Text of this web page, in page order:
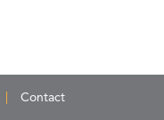
Contact